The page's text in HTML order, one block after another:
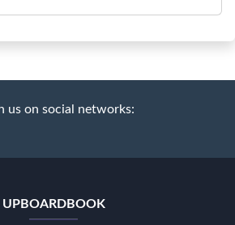
us on social networks:
UPBOARDBOOK